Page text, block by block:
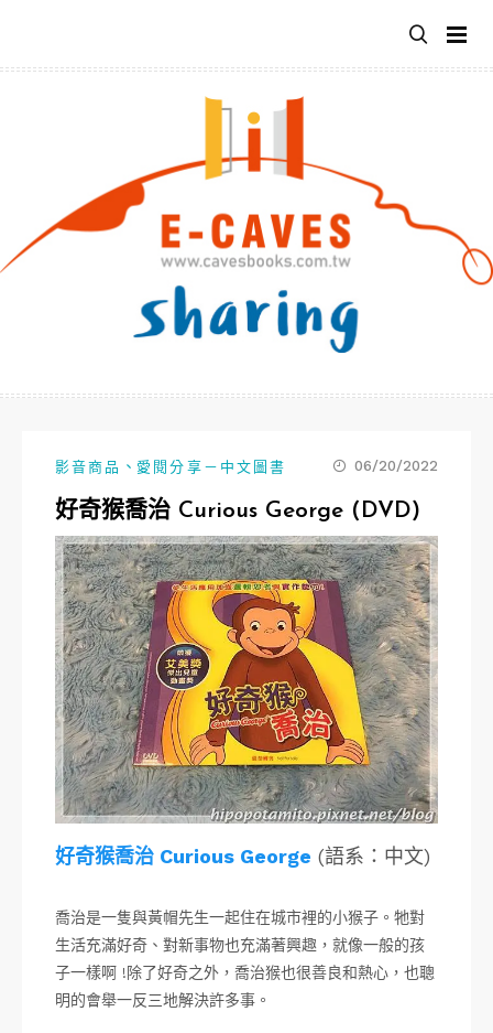
主
影音商品 、 愛閱分享－中文圖書 06/20/2022
好奇猴喬治 Curious George (DVD)
好奇猴喬治 Curious George (語系：中文)
喬治是一隻與黃帽先生一起住在城市裡的小猴子。牠對
生活充滿好奇、對新事物也充滿著興趣，就像一般的孩
子一樣啊 !除了好奇之外，喬治猴也很善良和熱心，也聰
明的會舉一反三地解決許多事。